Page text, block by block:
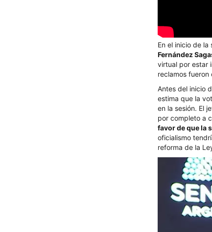
En el inicio de
Fernández
virtual por estar
reclamos fueron
Antes del inicio
estima que la
en la sesión. El
por completo a
favor de que la
oficialismo
reforma de la